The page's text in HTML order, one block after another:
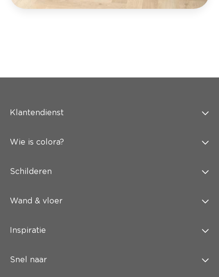
Klantendienst
Wie is colora?
Schilderen
Wand & vloer
Inspiratie
Snel naar